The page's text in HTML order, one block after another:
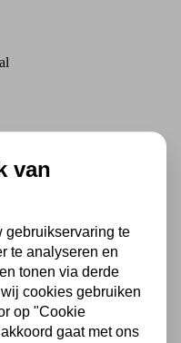
50,-
Glas in lood lamp,
Ø36 - Ø49cm
van
gebruikservaring te
te analyseren en
tonen via derde
cookies gebruiken
op "Cookie
gaat met ons